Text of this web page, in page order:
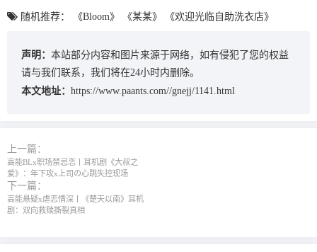
随机推荐： 《Bloom》 《某某》 《欢迎光临自助洗衣店》
声明： 本站部分内容和图片来源于网络，如有侵犯了您的权益
请与我们联系，我们将在24小时内删除。
本文地址： https://www.paants.com//gnejj/1141.html
上一篇：
高能BLx职场禁忌恋丨耳机剧《大叔之
爱》：年下攻x上司の心跳失控现场
下一篇：
高能悬疑x虐恋情深丨《楚天以南》耳机
剧：双向救赎撕裂真相